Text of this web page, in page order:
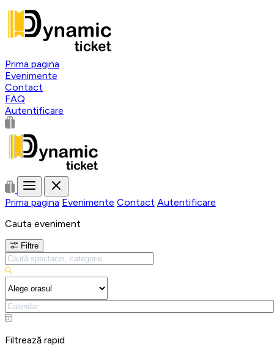
Prima pagina
Evenimente
Contact
FAQ
Autentificare
Prima pagina Evenimente Contact Autentificare
Cauta eveniment
Filtre
Filtrează rapid